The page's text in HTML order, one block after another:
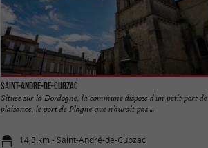
Saint-André-de-Cubzac
Située sur la Dordogne, la commune dispose d’un petit port de
plaisance, le port de Plagne que n’aurait pas ...
14,3 km - Saint-André-de-Cubzac